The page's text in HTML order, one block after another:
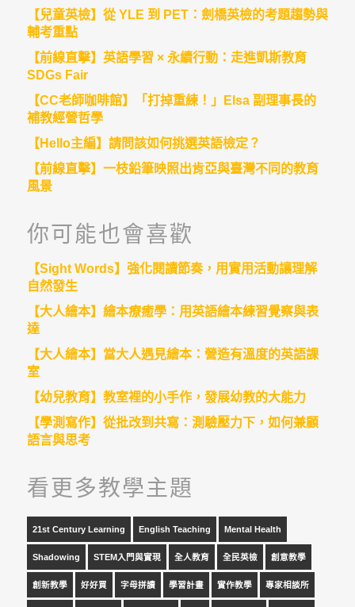
【兒童英檢】從 YLE 到 PET：劍橋英檢的考題趨勢與
輔考重點
【前線直擊】英語學習 × 永續行動：走進凱斯教育
SDGs Fair
【CC老師咖啡館】「打掉重練！」Elsa 副理事長的
補教經營哲學
【Hello主編】請問該如何挑選英語檢定？
【前線直擊】一枝鉛筆映照出肯亞與臺灣不同的教育
風景
你可能也會喜歡
【Sight Words】強化閱讀節奏，用實用活動讓理解
自然發生
【大人繪本】繪本療癒學：用英語繪本練習覺察與表
達
【大人繪本】當大人遇見繪本：營造有溫度的英語課
室
【幼兒教育】教室裡的小手作，發展幼教的大能力
【學測寫作】從批改到共寫：測驗壓力下，如何兼顧
語言與思考
看更多教學主題
21st Century Learning English Teaching Mental Health
Shadowing STEM入門與實現 全人教育 全民英檢 創意教學
創新教學 好好買 字母拼讀 學習計畫 實作教學 專家相談所